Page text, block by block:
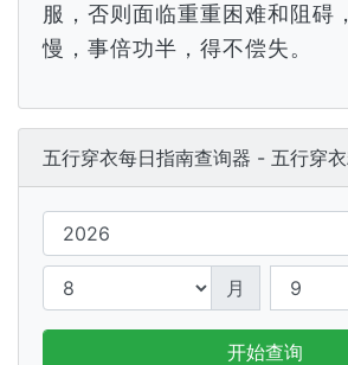
服，否则面临重重困难和阻碍
慢，事倍功半，得不偿失。
五行穿衣每日指南查询器 - 五行穿衣
月
开始查询